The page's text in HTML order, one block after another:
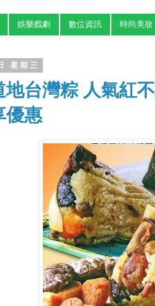
娛樂戲劇 數位資訊 時尚美妝
星期三
地台灣粽 人氣紅
優惠